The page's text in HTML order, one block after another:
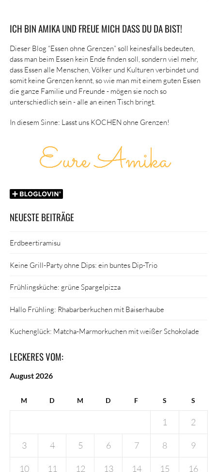
ICH BIN AMIKA UND FREUE MICH DASS DU DA BIST!
Dieser Blog “Essen ohne Grenzen” soll keinesfalls bedeuten,
dass man beim Essen kein Ende finden soll, sondern viel mehr,
dass Essen alle Menschen, Völker und Kulturen verbindet und
somit keine Grenzen kennt, so wie man mit einem guten Essen
die ganze Familie und Freunde - mögen sie noch so
unterschiedlich sein - alle an einen Tisch bringt.
In diesem Sinne: Lasst uns KOCHEN ohne Grenzen!
NEUESTE BEITRÄGE
Erdbeertiramisu
Keine Grill-Party ohne Dips: ein buntes Dip-Trio
Frühlingsküche: grüne Spargelpizza
Hallo Frühling: Rhabarberkuchen mit Baiserhaube
Kuchenglück: Matcha-Marmorkuchen mit weißer Schokolade
LECKERES VOM:
August 2026
M D M D F S S
1 2
3 4 5 6 7 8 9
10 11 12 13 14 15 16